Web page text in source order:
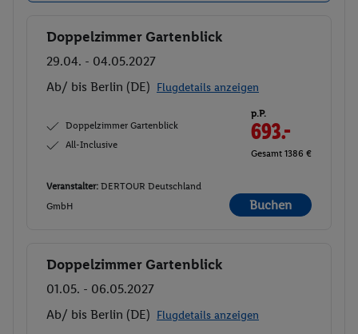
Buchen
Doppelzimmer Gartenblick
29.04. - 04.05.2027
Ab/ bis Berlin (DE) Flugdetails anzeigen
Doppelzimmer Gartenblick
All-Inclusive
p.P.
693.-
Gesamt 1386 €
Veranstalter: DERTOUR Deutschland
GmbH
Buchen
Buchen
Doppelzimmer Gartenblick
01.05. - 06.05.2027
Ab/ bis Berlin (DE) Flugdetails anzeigen